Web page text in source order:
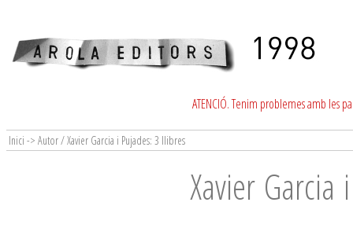
ATENCIÓ. Tenim problemes amb les
Inici -> Autor / Xavier Garcia i Pujades: 3 llibres
Xavier Garcia